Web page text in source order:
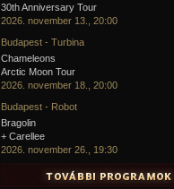
30th Anniversary Tour
2026. november 13., 20:00
Budapest - Turbina
Chameleons
Arctic Moon Tour
2026. november 18., 20:00
Budapest - Robot
Bragolin
+ Carellee
2026. november 26., 19:30